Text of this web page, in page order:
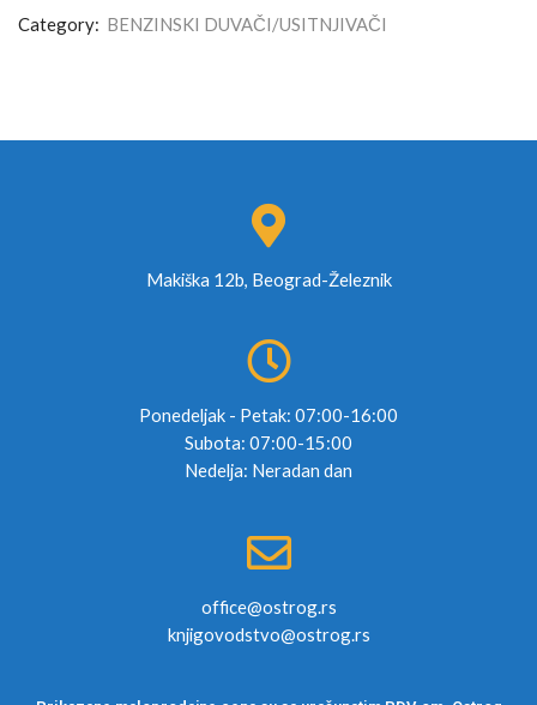
Category: BENZINSKI DUVAČI/USITNJIVAČI
Makiška 12b, Beograd-Železnik
Ponedeljak - Petak: 07:00-16:00
Subota: 07:00-15:00
Nedelja: Neradan dan
office@ostrog.rs
knjigovodstvo@ostrog.rs